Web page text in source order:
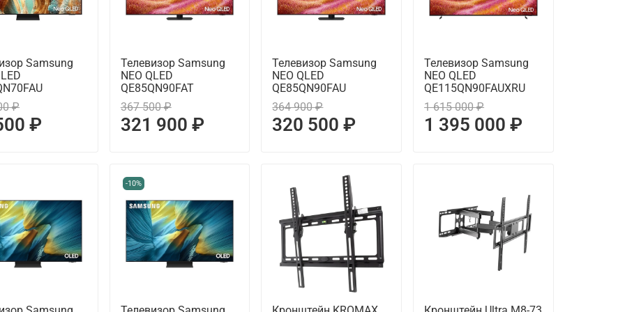
Samsung
₽
₽
Телевизор Samsung
NEO QLED
QE85QN90FAT
367 500 ₽
321 900 ₽
Телевизор Samsung
NEO QLED
QE85QN90FAU
364 900 ₽
320 500 ₽
Телевизор Samsung
NEO QLED
QE115QN90FAUXRU
1 615 000 ₽
1 395 000 ₽
-10%